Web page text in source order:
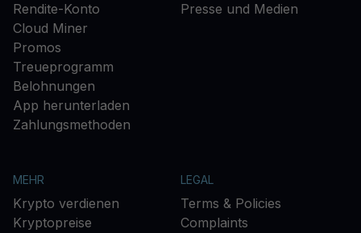
Rendite-Konto
Cloud Miner
Promos
Treueprogramm
Belohnungen
App herunterladen
Zahlungsmethoden
Presse und Medien
MEHR
Krypto verdienen
Kryptopreise
LEGAL
Terms & Policies
Complaints